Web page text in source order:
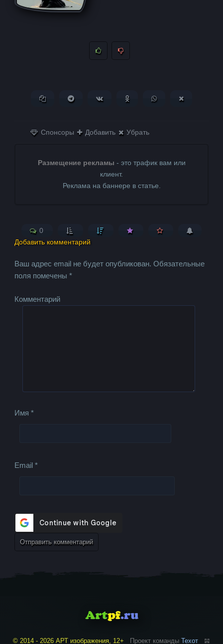
Копировать ссылкуПоделиться в Telegram
Поделиться ВКонтактеПоделиться в
Поделиться в
Спонсоры Добавить Убрать
Размещение рекламы - это трафик вам или
клиент.
Реклама на баннере в статье.
0
Добавить комментарий
Ваш адрес email не будет опубликован. Обязательные
поля помечены*
Комментарий
Имя*
Email*
© 2014 - 2026 АРТ изображения, 12+ Проект команды Техот 𝌴